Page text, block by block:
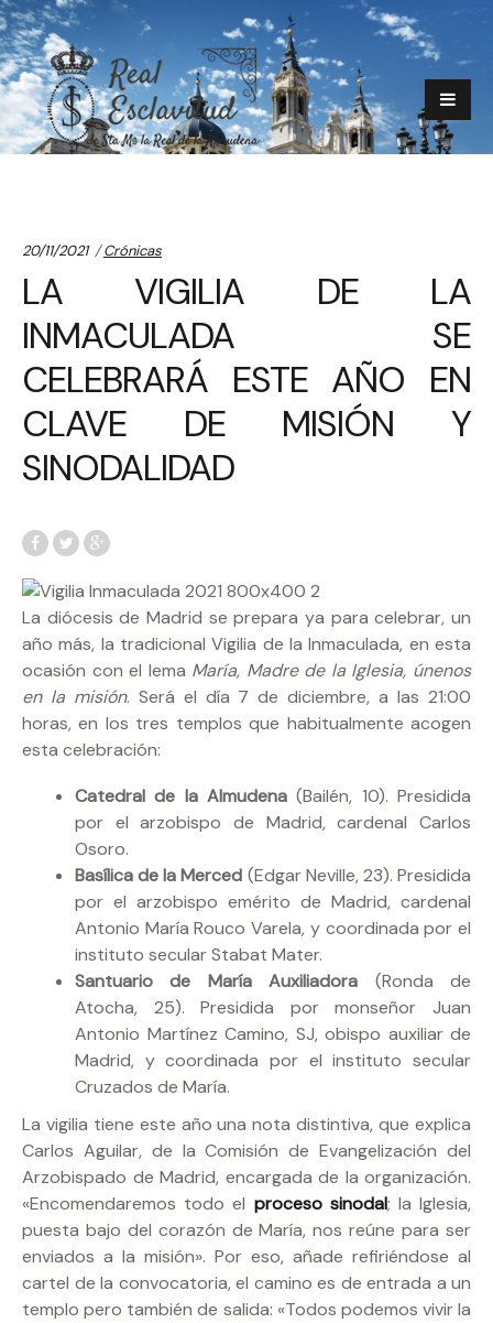
20/11/2021 Categories:
Crónicas
LA VIGILIA DE LA
INMACULADA SE
CELEBRARÁ ESTE AÑO EN
CLAVE DE MISIÓN Y
SINODALIDAD
La diócesis de Madrid se prepara ya para celebrar, un
año más, la tradicional Vigilia de la Inmaculada, en esta
ocasión con el lema María, Madre de la Iglesia, únenos
en la misión. Será el día 7 de diciembre, a las 21:00
horas, en los tres templos que habitualmente acogen
esta celebración:
Catedral de la Almudena (Bailén, 10). Presidida
por el arzobispo de Madrid, cardenal Carlos
Osoro.
Basílica de la Merced (Edgar Neville, 23). Presidida
por el arzobispo emérito de Madrid, cardenal
Antonio María Rouco Varela, y coordinada por el
instituto secular Stabat Mater.
Santuario de María Auxiliadora (Ronda de
Atocha, 25). Presidida por monseñor Juan
Antonio Martínez Camino, SJ, obispo auxiliar de
Madrid, y coordinada por el instituto secular
Cruzados de María.
La vigilia tiene este año una nota distintiva, que explica
Carlos Aguilar, de la Comisión de Evangelización del
Arzobispado de Madrid, encargada de la organización.
«Encomendaremos todo el proceso sinodal; la Iglesia,
puesta bajo del corazón de María, nos reúne para ser
enviados a la misión». Por eso, añade refiriéndose al
cartel de la convocatoria, el camino es de entrada a un
templo pero también de salida: «Todos podemos vivir la